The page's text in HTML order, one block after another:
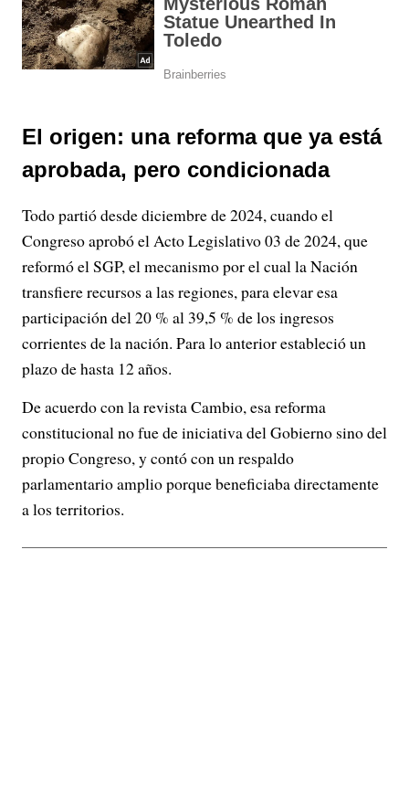
El origen: una reforma que ya está
aprobada, pero condicionada
Todo partió desde diciembre de 2024, cuando el
Congreso aprobó el Acto Legislativo 03 de 2024, que
reformó el SGP, el mecanismo por el cual la Nación
transfiere recursos a las regiones, para elevar esa
participación del 20 % al 39,5 % de los ingresos
corrientes de la nación. Para lo anterior estableció un
plazo de hasta 12 años.
De acuerdo con la revista Cambio, esa reforma
constitucional no fue de iniciativa del Gobierno sino del
propio Congreso, y contó con un respaldo
parlamentario amplio porque beneficiaba directamente
a los territorios.